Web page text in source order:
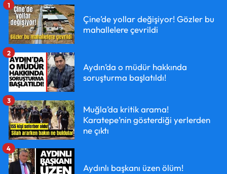
Çine’de yollar değişiyor! Gözler bu
mahallelere çevrildi
1
Aydın’da o müdür hakkında
soruşturma başlatıldı!
2
Muğla’da kritik arama!
Karatepe’nin gösterdiği yerlerden
ne çıktı
3
Aydınlı başkanı üzen ölüm!
4